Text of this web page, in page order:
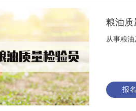
粮油质
从事粮
报